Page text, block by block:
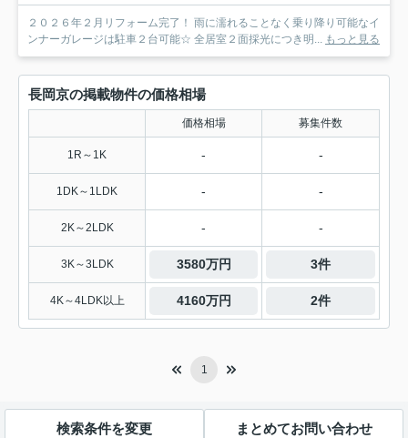
２０２６年２月リフォーム完了！ 雨に濡れることなく乗り降り可能なイ
ンナーガレージは駐車２台可能☆ 全居室２面採光につき明... もっと見る
長岡京の掲載物件の価格相場
価格相場 募集件数
1R～1K - -
1DK～1LDK - -
2K～2LDK - -
3K～3LDK 3580万円 3件
4K～4LDK以上 4160万円 2件
1
検索条件を変更 まとめてお問い合わせ